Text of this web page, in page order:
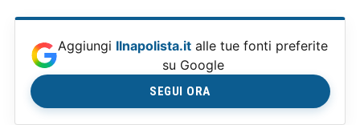
Aggiungi Ilnapolista.it alle tue fonti preferite
su Google
SEGUI ORA